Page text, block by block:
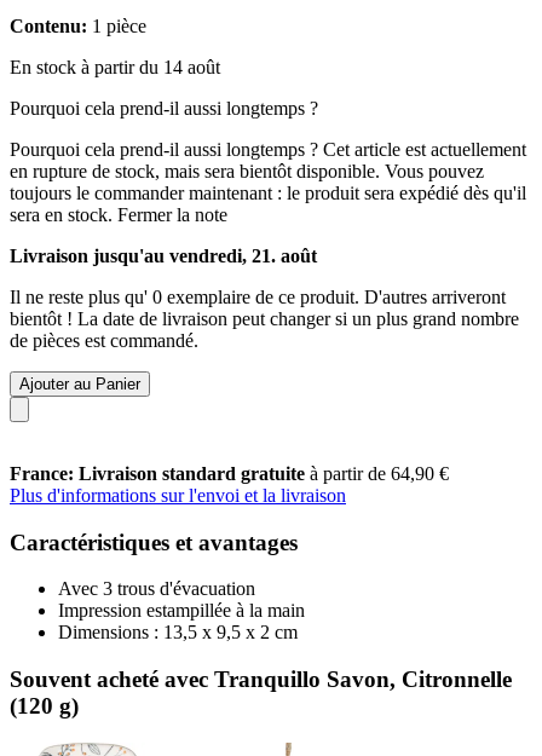
Contenu: 1 pièce
En stock à partir du 14 août
Pourquoi cela prend-il aussi longtemps ?
Pourquoi cela prend-il aussi longtemps ? Cet article est actuellement
en rupture de stock, mais sera bientôt disponible. Vous pouvez
toujours le commander maintenant : le produit sera expédié dès qu'il
sera en stock. Fermer la note
Livraison jusqu'au vendredi, 21. août
Il ne reste plus qu' 0 exemplaire de ce produit. D'autres arriveront
bientôt ! La date de livraison peut changer si un plus grand nombre
de pièces est commandé.
Ajouter au Panier
France: Livraison standard gratuite à partir de 64,90 €
Plus d'informations sur l'envoi et la livraison
Caractéristiques et avantages
Avec 3 trous d'évacuation
Impression estampillée à la main
Dimensions : 13,5 x 9,5 x 2 cm
Souvent acheté avec Tranquillo Savon, Citronnelle
(120 g)